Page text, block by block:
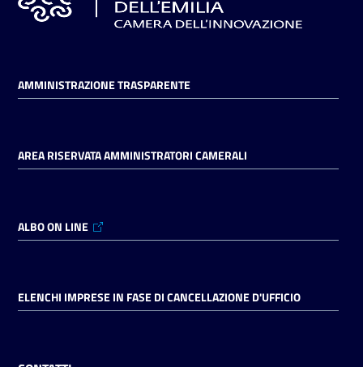
AMMINISTRAZIONE TRASPARENTE
AREA RISERVATA AMMINISTRATORI CAMERALI
ALBO ON LINE
ELENCHI IMPRESE IN FASE DI CANCELLAZIONE D'UFFICIO